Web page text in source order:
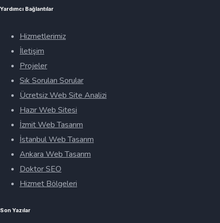
Yardımcı Bağlantılar
Hizmetlerimiz
İletişim
Projeler
Sık Sorulan Sorular
Ücretsiz Web Site Analizi
Hazır Web Sitesi
İzmit Web Tasarım
İstanbul Web Tasarım
Ankara Web Tasarım
Doktor SEO
Hizmet Bölgeleri
Son Yazılar